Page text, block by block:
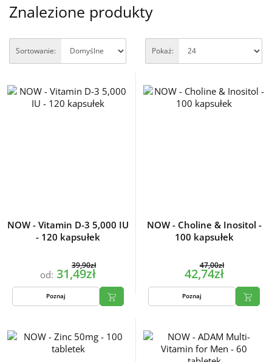
Znalezione produkty
Sortowanie: Pokaż:
NOW - Vitamin D-3 5,000 IU
- 120 kapsułek
od:
39,90zł
31,49zł
Poznaj
NOW - Choline & Inositol -
100 kapsułek
47,00zł
42,74zł
Poznaj